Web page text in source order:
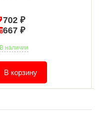
702 ₽
667 ₽
В наличии
В корзину